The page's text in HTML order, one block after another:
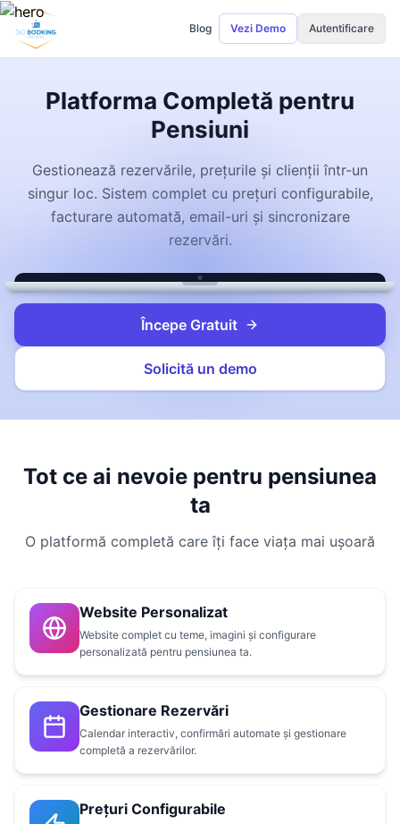
Blog Vezi Demo Autentificare
Platforma Completă pentru
Pensiuni
Gestionează rezervările, prețurile și clienții într-un
singur loc. Sistem complet cu prețuri configurabile,
facturare automată, email-uri și sincronizare
rezervări.
Începe Gratuit
Solicită un demo
Tot ce ai nevoie pentru pensiunea
ta
O platformă completă care îți face viața mai ușoară
Website Personalizat
Website complet cu teme, imagini și configurare
personalizată pentru pensiunea ta.
Gestionare Rezervări
Calendar interactiv, confirmări automate și gestionare
completă a rezervărilor.
Prețuri Configurabile